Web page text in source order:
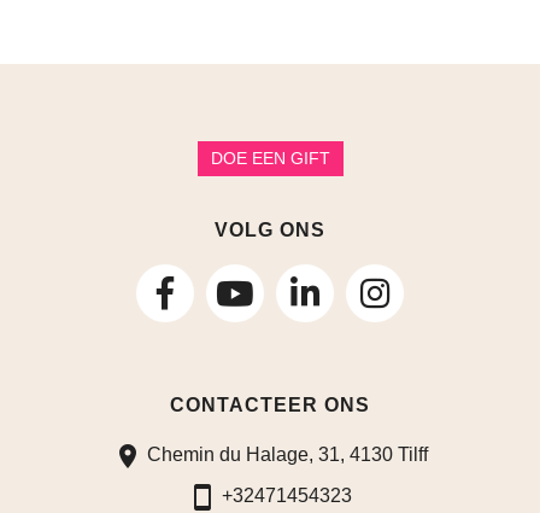
DOE EEN GIFT
VOLG ONS
volg
Facebook
volg
LinkedIn
volg
CONTACTEER ONS
Chemin du Halage, 31, 4130 Tilff
+32471454323